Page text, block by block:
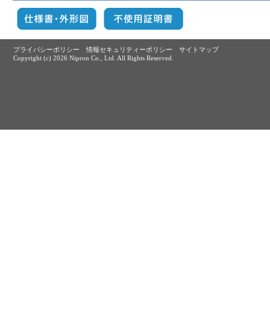
プライバシーポリシー 情報セキュリティーポリシー
サイトマップ
Copyright (c) 2026 Nipron Co., Ltd. All Rights Reserved.